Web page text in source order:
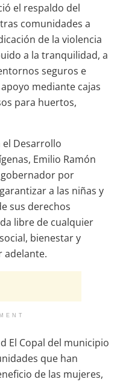
el respaldo del
comunidades a
de la violencia
a la tranquilidad, a
seguros e
mediante cajas
para huertos,
Desarrollo
Emilio Ramón
por
a las niñas y
sus derechos
libre de cualquier
bienestar y
adelante.
El Copal del municipio
que han
de las mujeres,